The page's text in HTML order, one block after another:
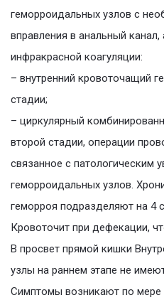
геморроидальных узлов с
вправления в анальный
инфракрасной коагуляции:
– внутренний кровоточащий
стадии;
– циркулярный
второй стадии, операции
связанное с патологическим
геморроидальных узлов.
геморроя подразделяют на 4
Кровоточит при дефекации,
В просвет прямой кишки
узлы на раннем этапе не
Симптомы возникают по мере